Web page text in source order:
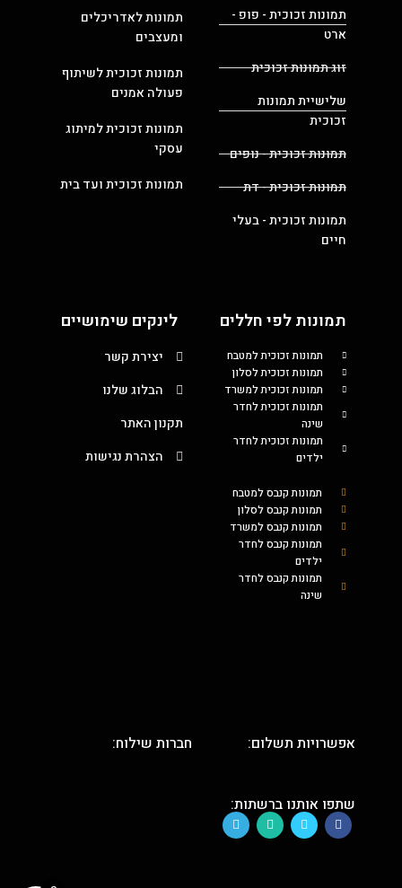
תמונות זכוכית - פופ -
ארט
זוג תמונות זכוכית
שלישיית תמונות
זכוכית
תמונות זכוכית - נופים
תמונות זכוכית - דת
תמונות זכוכית - בעלי
חיים
תמונות לאדריכלים
ומעצבים
תמונות זכוכית לשיתוף
פעולה אמנים
תמונות זכוכית למיתוג
עסקי
תמונות זכוכית ועד בית
תמונות לפי חללים
תמונות זכוכית למטבח
תמונות זכוכית לסלון
תמונות זכוכית למשרד
תמונות זכוכית לחדר
שינה
תמונות זכוכית לחדר
ילדים
תמונות קנבס למטבח
תמונות קנבס לסלון
תמונות קנבס למשרד
תמונות קנבס לחדר
ילדים
תמונות קנבס לחדר
שינה
לינקים שימושיים
יצירת קשר
הבלוג שלנו
תקנון האתר
הצהרת נגישות
אפשרויות תשלום: חברות שילוח:
שתפו אותנו ברשתות: